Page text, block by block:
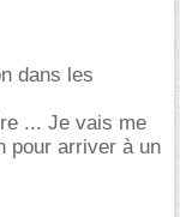
dans les
... Je vais me
pour arriver à un